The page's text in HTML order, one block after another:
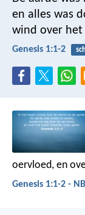
en alles was
wind over het
Genesis 1:1-2
oervloed, en
Genesis 1:1-2 -